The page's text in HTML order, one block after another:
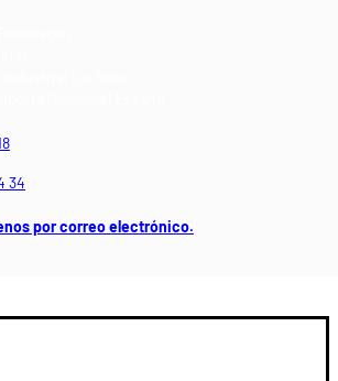
34
por correo electrónico.